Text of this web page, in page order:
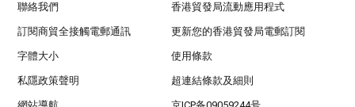
聯絡我們 香港貿發局流動應用程式
訂閱商貿全接觸電郵通訊 更新您的香港貿發局電郵訂閱
字體大小 使用條款
私隱政策聲明 超連結條款及細則